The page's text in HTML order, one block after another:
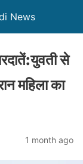
News
से
महिला का
1 month ago